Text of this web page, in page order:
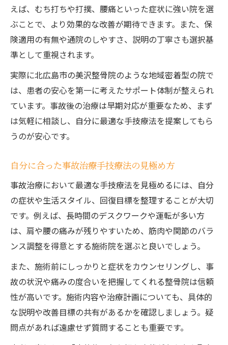
えば、むち打ちや打撲、腰痛といった症状に強い院を選
ぶことで、より効果的な改善が期待できます。また、保
険適用の有無や通院のしやすさ、説明の丁寧さも選択基
準として重視されます。
実際に北広島市の美沢整骨院のような地域密着型の院で
は、患者の安心を第一に考えたサポート体制が整えられ
ています。事故後の治療は早期対応が重要なため、まず
は気軽に相談し、自分に最適な手技療法を提案してもら
うのが安心です。
自分に合った事故治療手技療法の見極め方
事故治療において最適な手技療法を見極めるには、自分
の症状や生活スタイル、回復目標を整理することが大切
です。例えば、長時間のデスクワークや運転が多い方
は、肩や腰の痛みが残りやすいため、筋肉や関節のバラ
ンス調整を得意とする施術院を選ぶと良いでしょう。
また、施術前にしっかりと症状をカウンセリングし、事
故の状況や痛みの度合いを把握してくれる整骨院は信頼
性が高いです。施術内容や治療計画についても、具体的
な説明や改善目標の共有があるかを確認しましょう。疑
問点があれば遠慮せず質問することも重要です。